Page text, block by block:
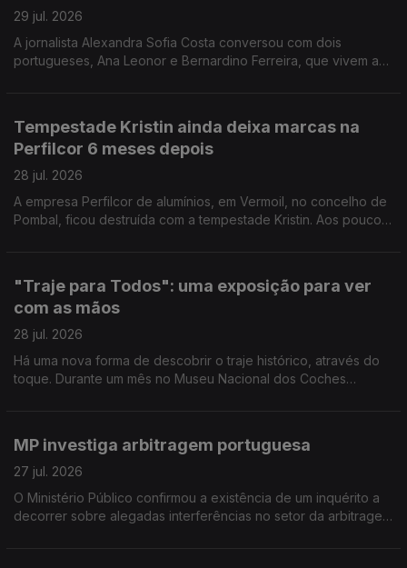
29 jul. 2026
A jornalista Alexandra Sofia Costa conversou com dois
portugueses, Ana Leonor e Bernardino Ferreira, que vivem a
Tempestade Kristin ainda deixa marcas na
Perfilcor 6 meses depois
28 jul. 2026
A empresa Perfilcor de alumínios, em Vermoil, no concelho de
Pombal, ficou destruída com a tempestade Kristin. Aos poucos
"Traje para Todos": uma exposição para ver
com as mãos
28 jul. 2026
Há uma nova forma de descobrir o traje histórico, através do
toque. Durante um mês no Museu Nacional dos Coches
MP investiga arbitragem portuguesa
27 jul. 2026
O Ministério Público confirmou a existência de um inquérito a
decorrer sobre alegadas interferências no setor da arbitragem